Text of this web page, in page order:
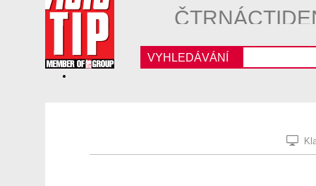
VYHLEDÁVÁNÍ